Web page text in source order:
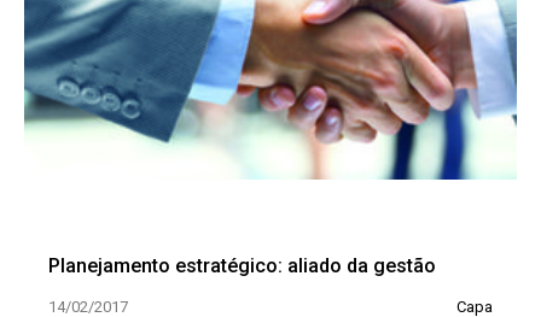
Planejamento estratégico: aliado da gestão
14/02/2017 Capa